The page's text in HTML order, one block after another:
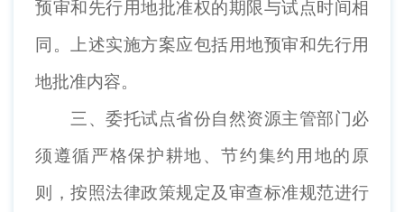
预审和先行用地批准权的期限与试点时间相
同。上述实施方案应包括用地预审和先行用
地批准内容。
三、委托试点省份自然资源主管部门必
须遵循严格保护耕地、节约集约用地的原
则，按照法律政策规定及审查标准规范进行